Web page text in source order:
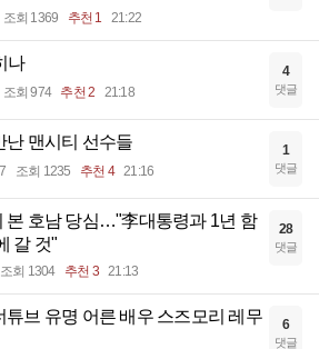
조회 1369 추천 1 21:22
나
조회 974 추천 2 21:18
4
댓글
난 맨시티 선수들
조회 1235 추천 4 21:16
1
댓글
본 호남 당심…"李대통령과 1년 함
갈 것"
조회 1304 추천 3 21:13
28
댓글
튜브 유명 어른 배우 스즈모리 레무
6
댓글